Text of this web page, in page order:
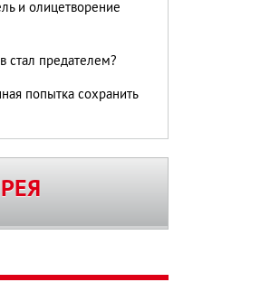
и олицетворение
стал предателем?
попытка сохранить